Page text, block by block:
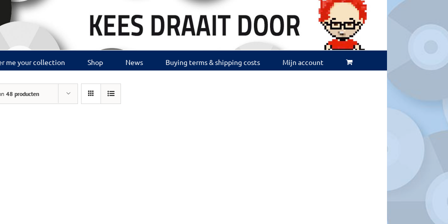
me your collection Shop News Buying terms & shipping costs Mijn account
48 producten